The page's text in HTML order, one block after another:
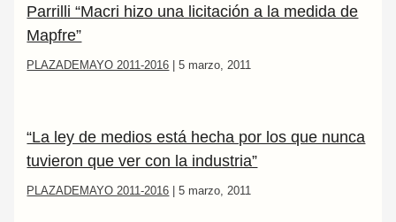
Parrilli “Macri hizo una licitación a la medida de
Mapfre”
PLAZADEMAYO 2011-2016 |5 marzo, 2011
“La ley de medios está hecha por los que nunca
tuvieron que ver con la industria”
PLAZADEMAYO 2011-2016 |5 marzo, 2011